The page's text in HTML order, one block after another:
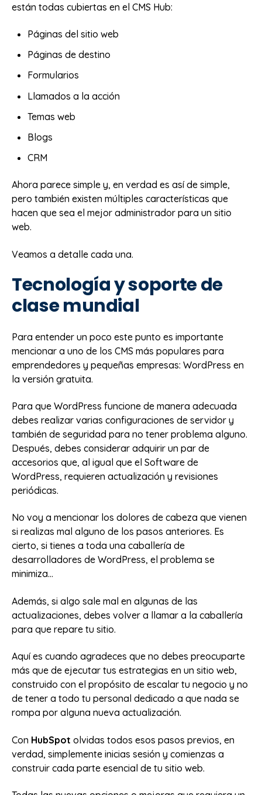
están todas cubiertas en el CMS Hub:
Páginas del sitio web
Páginas de destino
Formularios
Llamados a la acción
Temas web
Blogs
CRM
Ahora parece simple y, en verdad es así de simple,
pero también existen múltiples características que
hacen que sea el mejor administrador para un sitio
web.
Veamos a detalle cada una.
Tecnología y soporte de
clase mundial
Para entender un poco este punto es importante
mencionar a uno de los CMS más populares para
emprendedores y pequeñas empresas: WordPress en
la versión gratuita.
Para que WordPress funcione de manera adecuada
debes realizar varias configuraciones de servidor y
también de seguridad para no tener problema alguno.
Después, debes considerar adquirir un par de
accesorios que, al igual que el Software de
WordPress, requieren actualización y revisiones
periódicas.
No voy a mencionar los dolores de cabeza que vienen
si realizas mal alguno de los pasos anteriores. Es
cierto, si tienes a toda una caballería de
desarrolladores de WordPress, el problema se
minimiza...
Además, si algo sale mal en algunas de las
actualizaciones, debes volver a llamar a la caballería
para que repare tu sitio.
Aquí es cuando agradeces que no debes preocuparte
más que de ejecutar tus estrategias en un sitio web,
construido con el propósito de escalar tu negocio y no
de tener a todo tu personal dedicado a que nada se
rompa por alguna nueva actualización.
Con HubSpot olvidas todos esos pasos previos, en
verdad, simplemente inicias sesión y comienzas a
construir cada parte esencial de tu sitio web.